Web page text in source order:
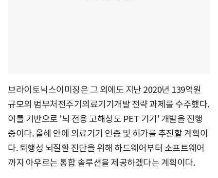
브라이토닉스이미징은 그 외에도 지난 2020년 139억원
규모의 범부처전주기의료기기개발 전략 과제를 수주했다.
이를 기반으로 '뇌 전용 고해상도 PET 기기' 개발을 진행
중이다. 올해 안에 의료기기 인증 및 허가를 추진할 계획이
다. 퇴행성 뇌질환 진단을 위해 하드웨어부터 소프트웨어
까지 아우르는 통합 솔루션을 제공하겠다는 계획이다.